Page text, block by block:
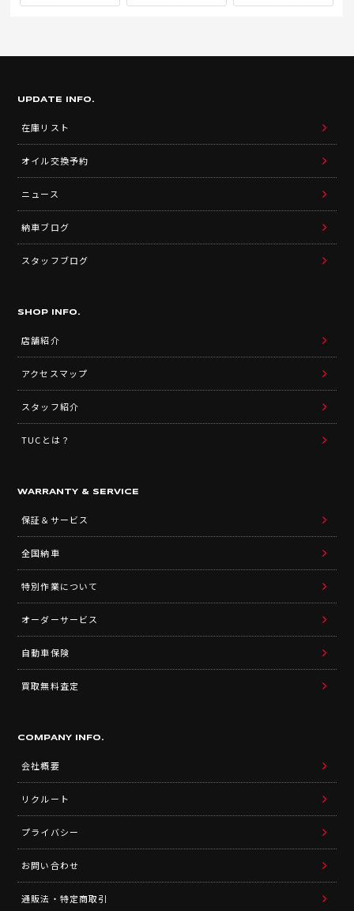
UPDATE INFO.
在庫リスト
オイル交換予約
ニュース
納車ブログ
スタッフブログ
SHOP INFO.
店舗紹介
アクセスマップ
スタッフ紹介
TUCとは？
WARRANTY & SERVICE
保証＆サービス
全国納車
特別作業について
オーダーサービス
自動車保険
買取無料査定
COMPANY INFO.
会社概要
リクルート
プライバシー
お問い合わせ
通販法・特定商取引